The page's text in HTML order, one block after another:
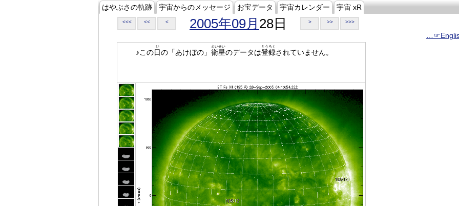
はやぶさの軌跡 宇宙からのメッセージ お宝データ 宇宙カレンダー 宇宙 xR
<<< << < 2005年09月 28日 > >> >>>
♪この日
ひ
の「あけぼの」 衛星
えいせい
のデータは登録
とうろく
されていません。